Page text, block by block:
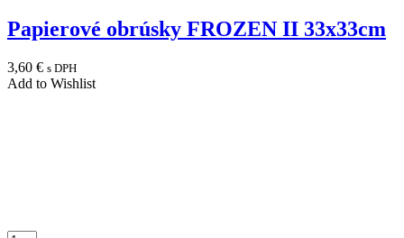
Papierové obrúsky FROZEN II 33x33cm
3,60 € s DPH
Add to Wishlist